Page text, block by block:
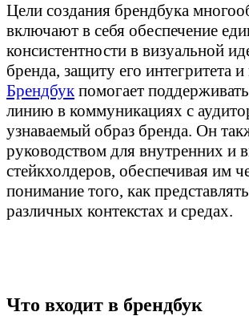
Цели создания брендбука
включают в себя обеспечение
консистентности в визуальной
бренда, защиту его интегритета
Брендбукпомогает
линию в коммуникациях с
узнаваемый образ бренда. Он
руководством для внутренних и
стейкхолдеров, обеспечивая им
понимание того, как
различных контекстах и средах.
Что входит в брендбук